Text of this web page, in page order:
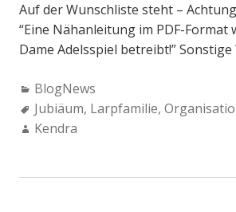
Auf der Wunschliste steht –
“Eine Nähanleitung im PDF-Format
Dame Adelsspiel betreibt!” Sonstige
Categories:
BlogNews
Tags:
Jubiäum, Larpfamilie,
Author:
Kendra